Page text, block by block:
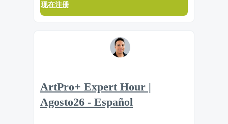
现在注册
ArtPro+ Expert Hour |
Agosto26 - Español